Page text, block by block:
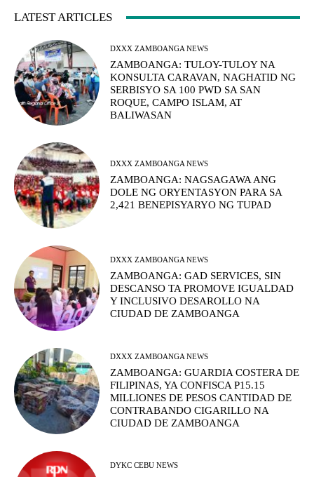
LATEST ARTICLES
DXXX ZAMBOANGA NEWS
ZAMBOANGA: TULOY-TULOY NA
KONSULTA CARAVAN, NAGHATID NG
SERBISYO SA 100 PWD SA SAN
ROQUE, CAMPO ISLAM, AT
BALIWASAN
DXXX ZAMBOANGA NEWS
ZAMBOANGA: NAGSAGAWA ANG
DOLE NG ORYENTASYON PARA SA
2,421 BENEPISYARYO NG TUPAD
DXXX ZAMBOANGA NEWS
ZAMBOANGA: GAD SERVICES, SIN
DESCANSO TA PROMOVE IGUALDAD
Y INCLUSIVO DESAROLLO NA
CIUDAD DE ZAMBOANGA
DXXX ZAMBOANGA NEWS
ZAMBOANGA: GUARDIA COSTERA DE
FILIPINAS, YA CONFISCA P15.15
MILLIONES DE PESOS CANTIDAD DE
CONTRABANDO CIGARILLO NA
CIUDAD DE ZAMBOANGA
DYKC CEBU NEWS